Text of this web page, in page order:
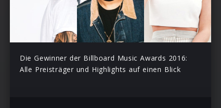
Die Gewinner der Billboard Music Awards 2016:
Alle Preisträger und Highlights auf einen Blick